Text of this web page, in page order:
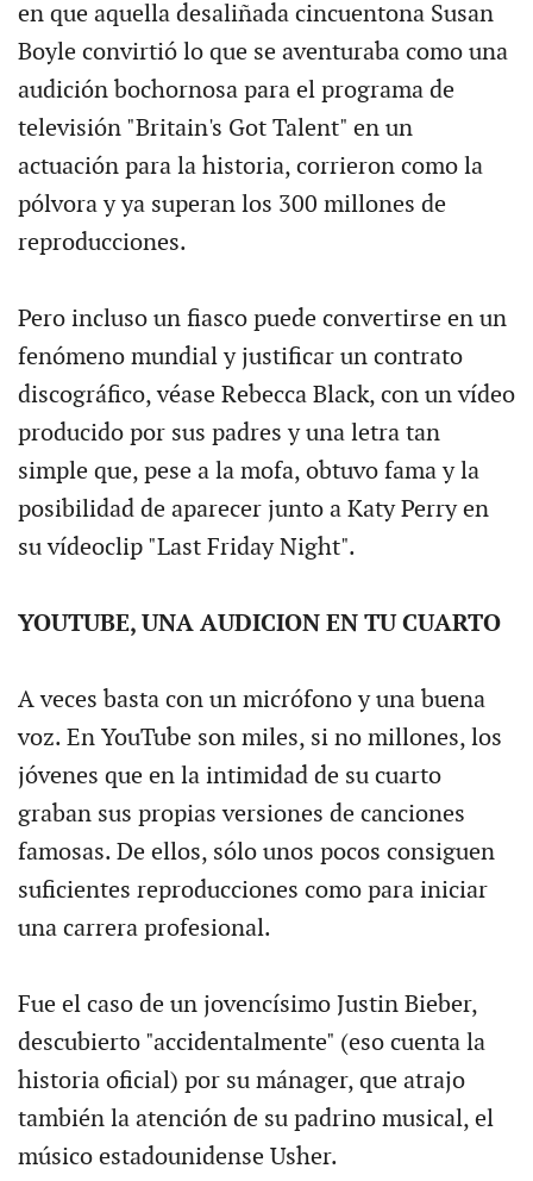
en que aquella desaliñada cincuentona Susan
Boyle convirtió lo que se aventuraba como una
audición bochornosa para el programa de
televisión "Britain's Got Talent" en un
actuación para la historia, corrieron como la
pólvora y ya superan los 300 millones de
reproducciones.
Pero incluso un fiasco puede convertirse en un
fenómeno mundial y justificar un contrato
discográfico, véase Rebecca Black, con un vídeo
producido por sus padres y una letra tan
simple que, pese a la mofa, obtuvo fama y la
posibilidad de aparecer junto a Katy Perry en
su vídeoclip "Last Friday Night".
YOUTUBE, UNA AUDICION EN TU CUARTO
A veces basta con un micrófono y una buena
voz. En YouTube son miles, si no millones, los
jóvenes que en la intimidad de su cuarto
graban sus propias versiones de canciones
famosas. De ellos, sólo unos pocos consiguen
suficientes reproducciones como para iniciar
una carrera profesional.
Fue el caso de un jovencísimo Justin Bieber,
descubierto "accidentalmente" (eso cuenta la
historia oficial) por su mánager, que atrajo
también la atención de su padrino musical, el
músico estadounidense Usher.